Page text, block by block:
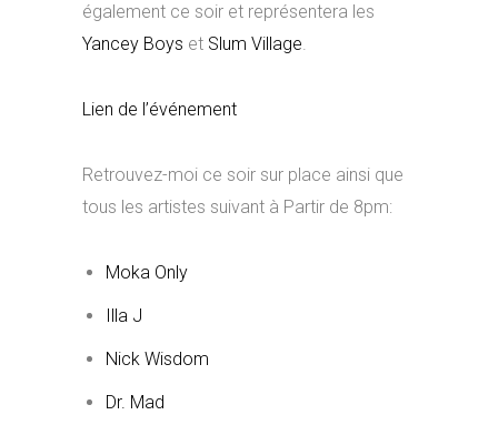
également ce soir et représentera les
Yancey Boys et Slum Village.
Lien de l’événement
Retrouvez-moi ce soir sur place ainsi que
tous les artistes suivant à Partir de 8pm:
Moka Only
Illa J
Nick Wisdom
Dr. Mad